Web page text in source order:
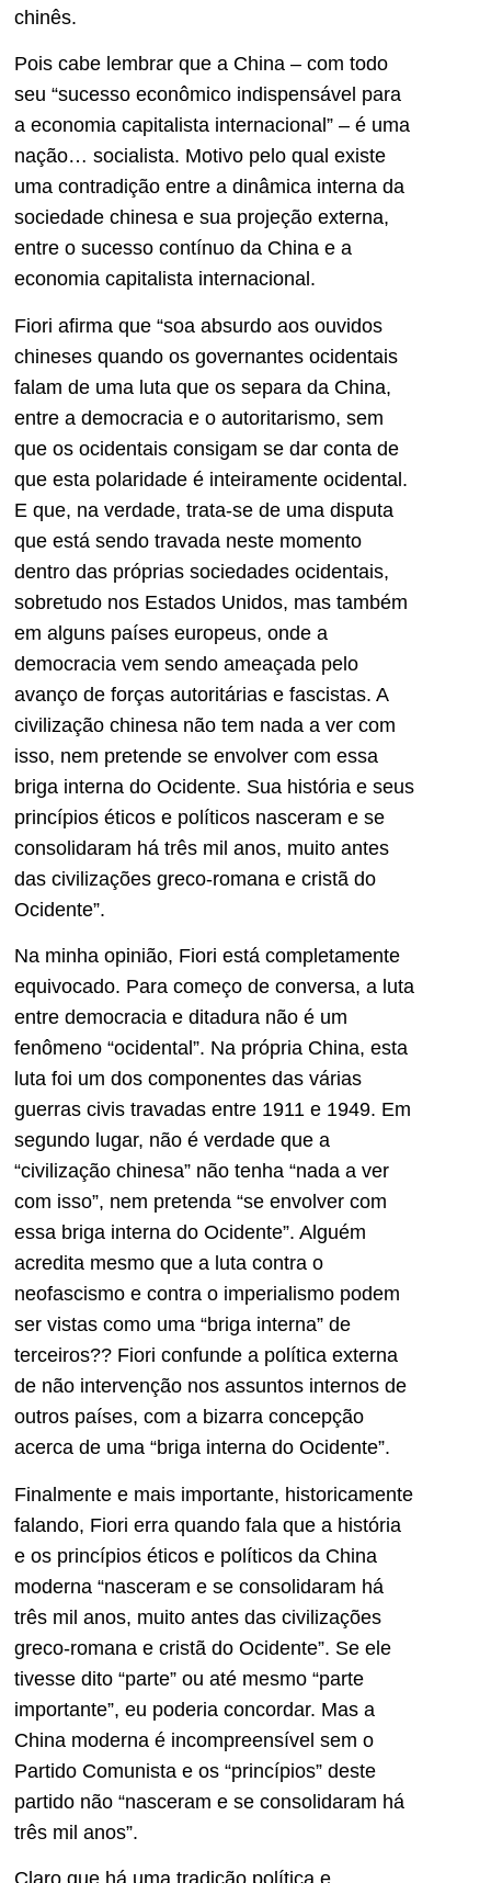
chinês.
Pois cabe lembrar que a China – com todo
seu “sucesso econômico indispensável para
a economia capitalista internacional” – é uma
nação… socialista. Motivo pelo qual existe
uma contradição entre a dinâmica interna da
sociedade chinesa e sua projeção externa,
entre o sucesso contínuo da China e a
economia capitalista internacional.
Fiori afirma que “soa absurdo aos ouvidos
chineses quando os governantes ocidentais
falam de uma luta que os separa da China,
entre a democracia e o autoritarismo, sem
que os ocidentais consigam se dar conta de
que esta polaridade é inteiramente ocidental.
E que, na verdade, trata-se de uma disputa
que está sendo travada neste momento
dentro das próprias sociedades ocidentais,
sobretudo nos Estados Unidos, mas também
em alguns países europeus, onde a
democracia vem sendo ameaçada pelo
avanço de forças autoritárias e fascistas. A
civilização chinesa não tem nada a ver com
isso, nem pretende se envolver com essa
briga interna do Ocidente. Sua história e seus
princípios éticos e políticos nasceram e se
consolidaram há três mil anos, muito antes
das civilizações greco-romana e cristã do
Ocidente”.
Na minha opinião, Fiori está completamente
equivocado. Para começo de conversa, a luta
entre democracia e ditadura não é um
fenômeno “ocidental”. Na própria China, esta
luta foi um dos componentes das várias
guerras civis travadas entre 1911 e 1949. Em
segundo lugar, não é verdade que a
“civilização chinesa” não tenha “nada a ver
com isso”, nem pretenda “se envolver com
essa briga interna do Ocidente”. Alguém
acredita mesmo que a luta contra o
neofascismo e contra o imperialismo podem
ser vistas como uma “briga interna” de
terceiros?? Fiori confunde a política externa
de não intervenção nos assuntos internos de
outros países, com a bizarra concepção
acerca de uma “briga interna do Ocidente”.
Finalmente e mais importante, historicamente
falando, Fiori erra quando fala que a história
e os princípios éticos e políticos da China
moderna “nasceram e se consolidaram há
três mil anos, muito antes das civilizações
greco-romana e cristã do Ocidente”. Se ele
tivesse dito “parte” ou até mesmo “parte
importante”, eu poderia concordar. Mas a
China moderna é incompreensível sem o
Partido Comunista e os “princípios” deste
partido não “nasceram e se consolidaram há
três mil anos”.
Claro que há uma tradição política e